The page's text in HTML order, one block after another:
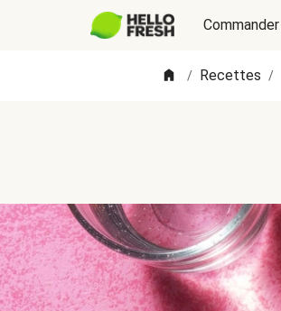
Commander
/ Recettes /